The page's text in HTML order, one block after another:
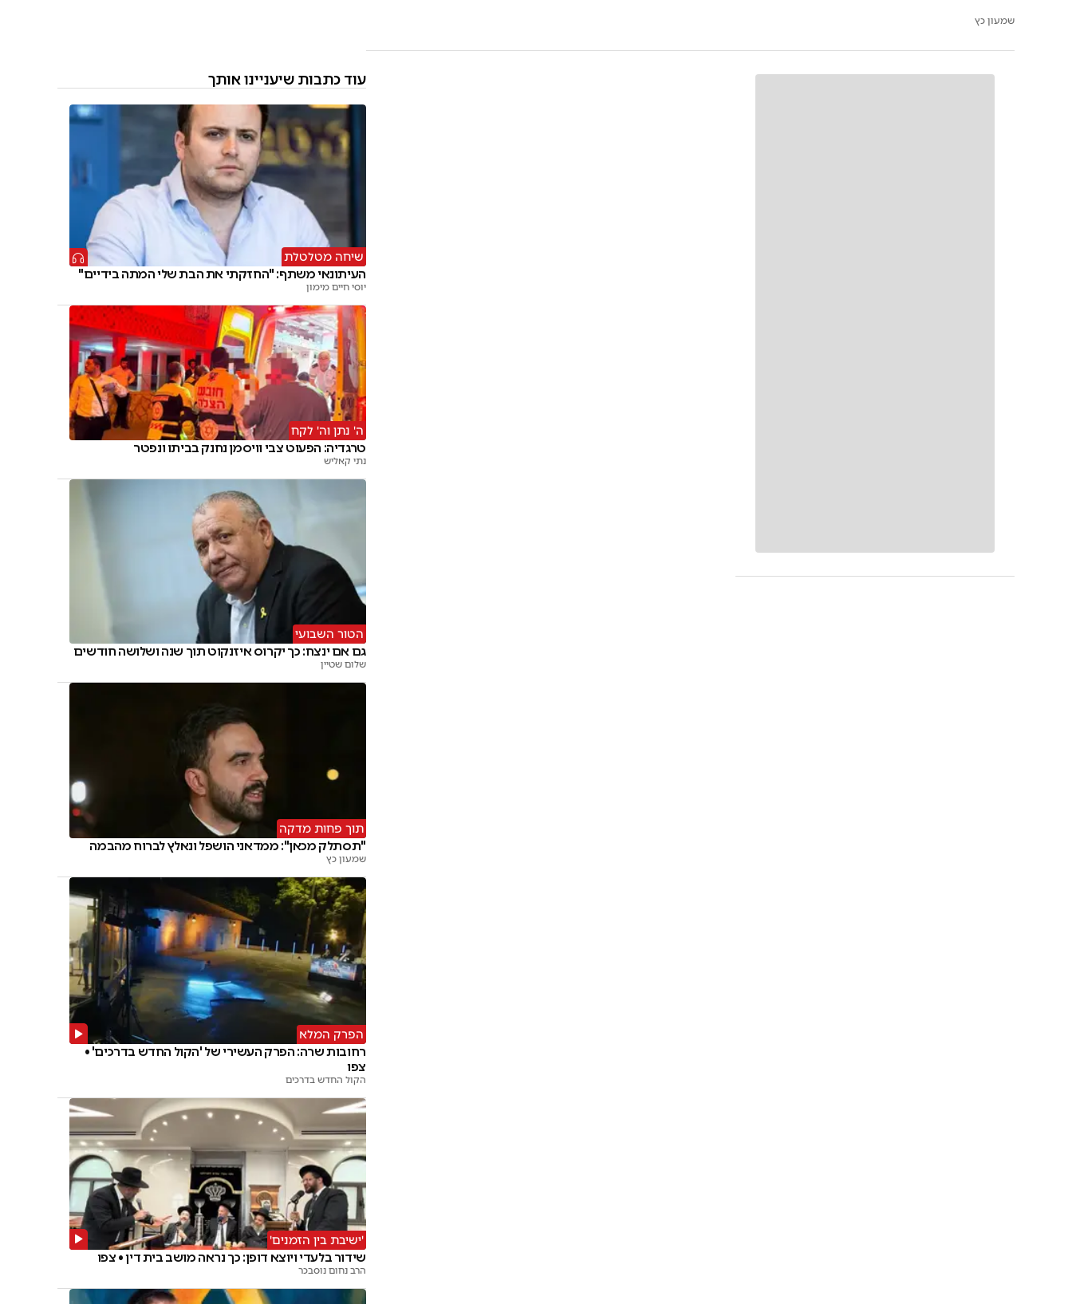
שמעון כץ
עוד כתבות שיעניינו אותך
שיחה מטלטלת
העיתונאי משתף: "החזקתי את הבת שלי המתה בידיים"
יוסי חיים מימון
ה' נתן וה' לקח
טרגדיה: הפעוט צבי וויסמן נחנק בביתו ונפטר
נתי קאליש
הטור השבועי
גם אם ינצח: כך יקרוס איזנקוט תוך שנה ושלושה חודשים
שלום שטיין
תוך פחות מדקה
"תסתלק מכאן": ממדאני הושפל ונאלץ לברוח מהבמה
שמעון כץ
הפרק המלא
רחובות שרה: הפרק העשירי של 'הקול החדש בדרכים' •
צפו
הקול החדש בדרכים
'ישיבת בין הזמנים'
שידור בלעדי ויוצא דופן: כך נראה מושב בית דין • צפו
הרב נחום נוסבכר